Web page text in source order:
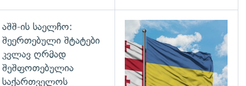
გადახედვა
აშშ-ის საელჩო:
შეერთებული შტატები
კვლავ ღრმად
შეშფოთებულია
საქართველოს